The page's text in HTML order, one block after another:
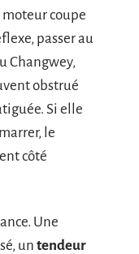
coupe
passer au
Changwey,
obstrué
Si elle
le
côté
Une
un tendeur